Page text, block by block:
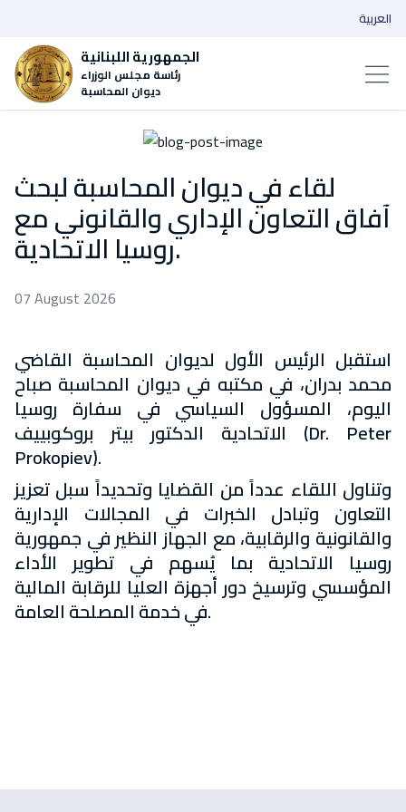
الجمهورية اللبنانية
رئاسة مجلس الوزراء
ديوان المحاسبة
العربية
لقاء في ديوان المحاسبة لبحث
آفاق التعاون الإداري والقانوني مع
روسيا الاتحادية.
07 August 2026
استقبل الرئيس الأول لديوان المحاسبة القاضي
محمد بدران، في مكتبه في ديوان المحاسبة صباح
اليوم، المسؤول السياسي في سفارة روسيا
الاتحادية الدكتور بيتر بروكوبييف (Dr. Peter
Prokopiev).
وتناول اللقاء عدداً من القضايا وتحديداً سبل تعزيز
التعاون وتبادل الخبرات في المجالات الإدارية
والقانونية والرقابية، مع الجهاز النظير في جمهورية
روسيا الاتحادية بما يُسهم في تطوير الأداء
المؤسسي وترسيخ دور أجهزة العليا للرقابة المالية
في خدمة المصلحة العامة.